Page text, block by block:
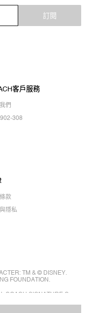
訂閱
客戶服務
們
308
款
隱私
TM & © DISNEY.
FOUNDATION.
COACH SIGNATURE C